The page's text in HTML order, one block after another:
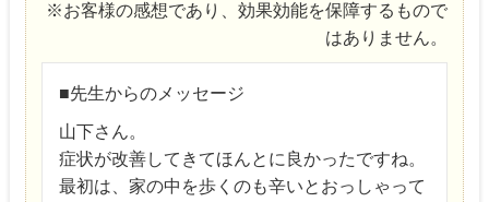
※お客様の感想であり、効果効能を保障するもので
はありません。
■先生からのメッセージ
山下さん。
症状が改善してきてほんとに良かったですね。
最初は、家の中を歩くのも辛いとおっしゃって